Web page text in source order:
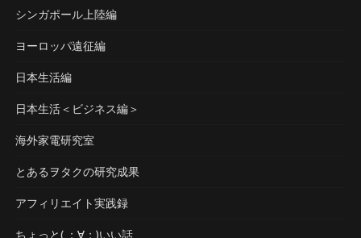
シンガポール上陸編
ヨーロッパ遠征編
日本生活編
日本生活＜ビジネス編＞
海外家電研究室
とあるヲタクの研究成果
アフィリエイト実践録
ちょっと( ；∀；)いい話